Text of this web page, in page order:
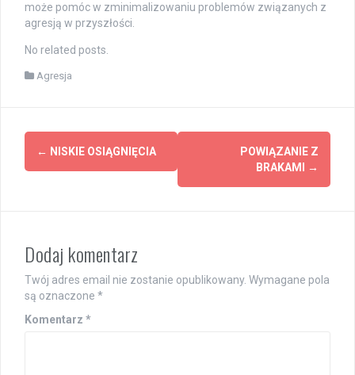
może pomóc w zminimalizowaniu problemów związanych z
agresją w przyszłości.
No related posts.
Agresja
Post
navigation
← NISKIE OSIĄGNIĘCIA
POWIĄZANIE Z
BRAKAMI
→
Dodaj komentarz
Twój adres email nie zostanie opublikowany. Wymagane pola
są oznaczone *
Komentarz *